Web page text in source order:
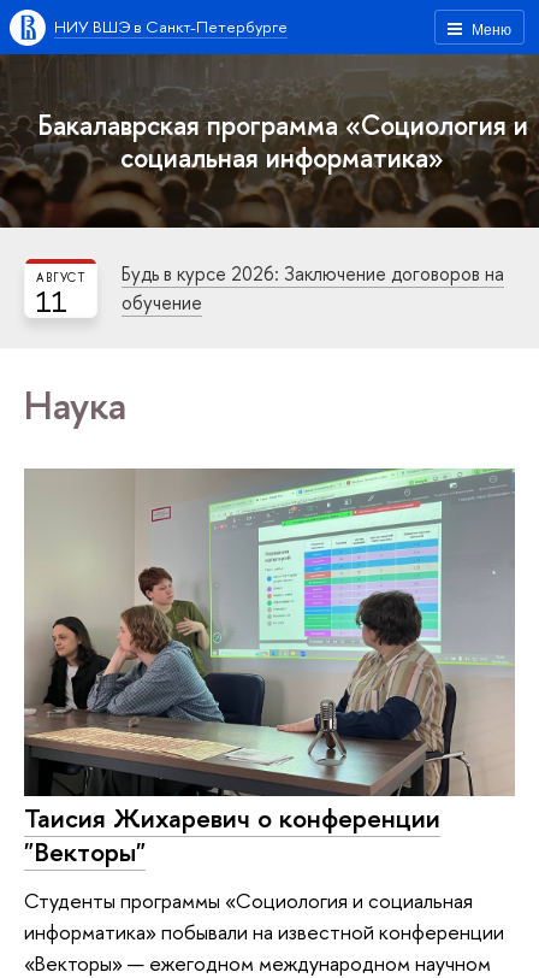
Меню
НИУ ВШЭ в Санкт-Петербурге
Бакалаврская программа «Социология и
социальная информатика»
11
АВГУСТ
Будь в курсе 2026: Заключение договоров на
обучение
Наука
Таисия Жихаревич о конференции
"Векторы"
Студенты программы «Социология и социальная
информатика» побывали на известной конференции
«Векторы» — ежегодном международном научном